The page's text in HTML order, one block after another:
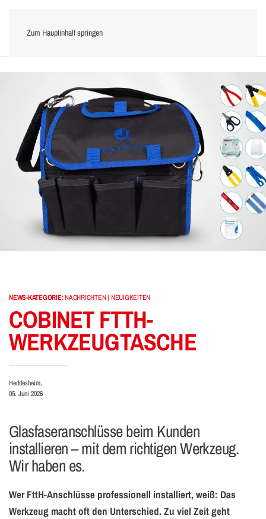
Zum Hauptinhalt springen
NEWS-KATEGORIE:NACHRICHTEN | NEUIGKEITEN
COBINET FTTH-
WERKZEUG­TASCHE
Heddesheim,
05. Juni 2026
Glasfaseranschlüsse beim Kunden
installieren – mit dem richtigen Werkzeug.
Wir haben es.
Wer FttH-Anschlüsse professionell installiert, weiß: Das
Werkzeug macht oft den Unterschied. Zu viel Zeit geht